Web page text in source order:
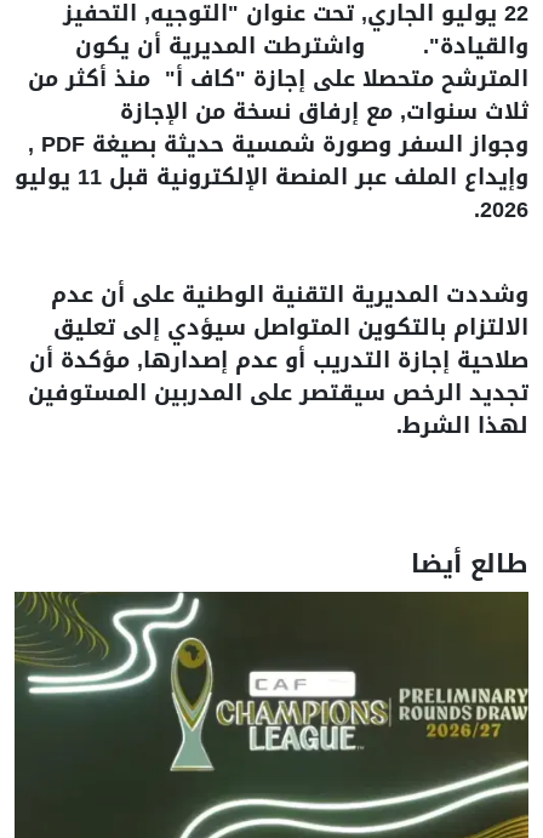
22 يوليو الجاري, تحت عنوان "التوجيه, التحفيز
والقيادة". واشترطت المديرية أن يكون
المترشح متحصلا على إجازة "كاف أ" منذ أكثر من
ثلاث سنوات, مع إرفاق نسخة من الإجازة
وجواز السفر وصورة شمسية حديثة بصيغة PDF ,
وإيداع الملف عبر المنصة الإلكترونية قبل 11 يوليو
2026.
وشددت المديرية التقنية الوطنية على أن عدم
الالتزام بالتكوين المتواصل سيؤدي إلى تعليق
صلاحية إجازة التدريب أو عدم إصدارها, مؤكدة أن
تجديد الرخص سيقتصر على المدربين المستوفين
لهذا الشرط.
طالع أيضا